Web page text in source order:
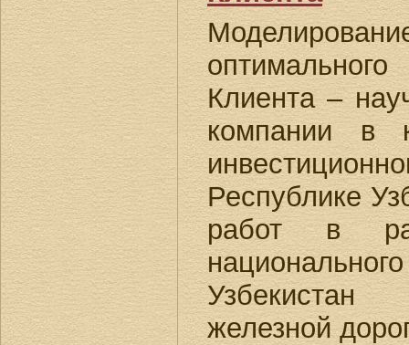
Клиента –
компании в
Республике
работ в
Узбекистан
железной